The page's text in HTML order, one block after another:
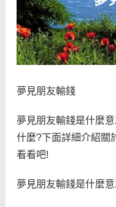
八字命理
夢見朋友輸錢
夢見朋友輸錢是什麼
什麼?下面詳細介紹關
看看吧!
夢見朋友輸錢是什麼意